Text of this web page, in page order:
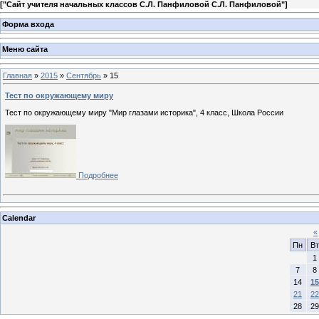
["Сайт учителя начальных классов С.Л. Панфиловой С.Л. Панфиловой"]
Форма входа
Меню сайта
Главная » 2015 » Сентябрь » 15
Тест по окружающему миру
Тест по окружающему миру "Мир глазами историка", 4 класс, Школа России
Подробнее
Calendar
«
Пн
Вт
1
7
8
14
15
21
22
28
29